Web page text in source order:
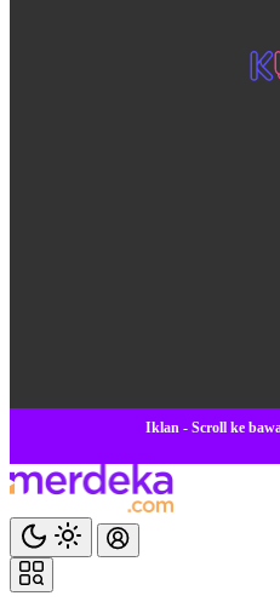
Iklan - Scroll ke